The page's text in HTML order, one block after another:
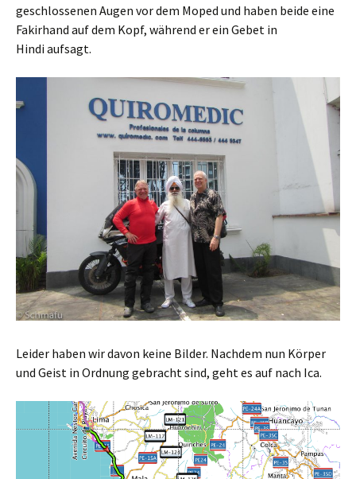
geschlossenen Augen vor dem Moped und haben beide eine
Fakirhand auf dem Kopf, während er ein Gebet in
Hindi aufsagt.
Leider haben wir davon keine Bilder. Nachdem nun Körper
und Geist in Ordnung gebracht sind, geht es auf nach Ica.